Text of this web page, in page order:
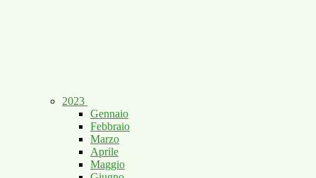
2023
Gennaio
Febbraio
Marzo
Aprile
Maggio